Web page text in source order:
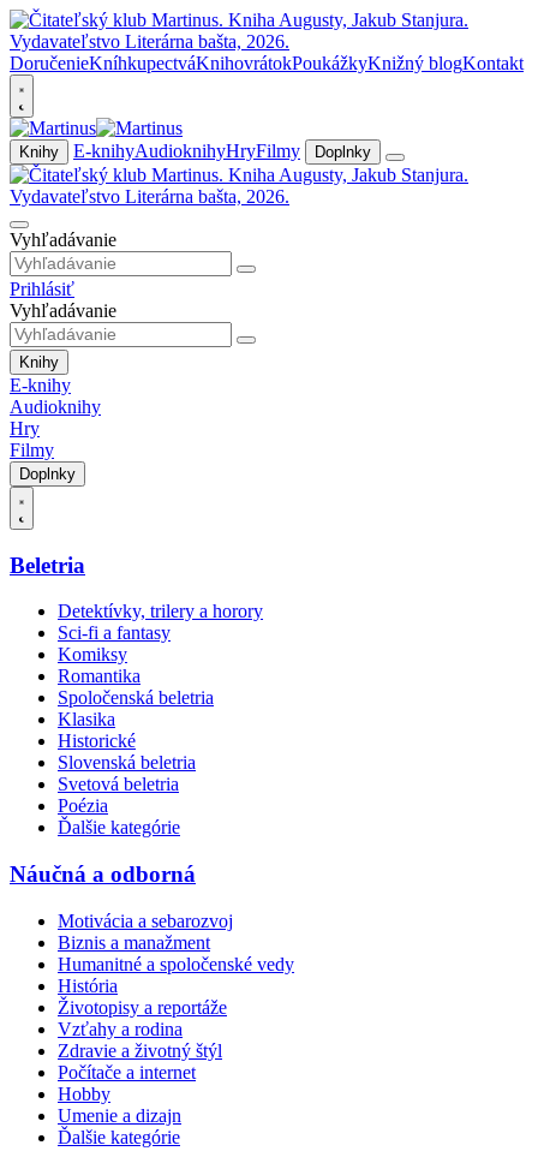
DoručenieKníhkupectváKnihovrátokPoukážkyKnižný blogKontakt
Knihy E-knihyAudioknihyHryFilmy Doplnky
Vyhľadávanie
Prihlásiť
Vyhľadávanie
Knihy
E-knihy
Audioknihy
Hry
Filmy
Doplnky
Beletria
Detektívky, trilery a horory
Sci-fi a fantasy
Komiksy
Romantika
Spoločenská beletria
Klasika
Historické
Slovenská beletria
Svetová beletria
Poézia
Ďalšie kategórie
Náučná a odborná
Motivácia a sebarozvoj
Biznis a manažment
Humanitné a spoločenské vedy
História
Životopisy a reportáže
Vzťahy a rodina
Zdravie a životný štýl
Počítače a internet
Hobby
Umenie a dizajn
Ďalšie kategórie